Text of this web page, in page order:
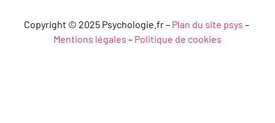
Copyright © 2025 Psychologie.fr – Plan du site psys –
Mentions légales – Politique de cookies